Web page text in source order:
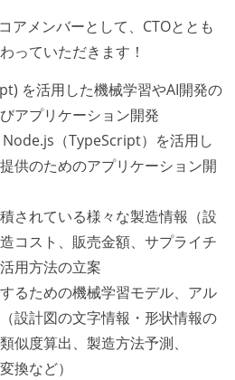
アメンバーとして、CTOととも
っていただきます！
を活用した機械学習やAI開発の
アプリケーション開発
（TypeScript）を活用し
供のためのアプリケーション開
されている様々な製造情報（設
コスト、販売金額、サプライチ
用方法の立案
るための機械学習モデル、アル
設計図の文字情報・形状情報の
似度算出、製造方法予測、
換など）